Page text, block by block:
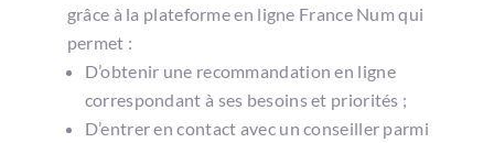
grâce à la plateforme en ligne France Num qui
permet :
D’obtenir une recommandation en ligne
correspondant à ses besoins et priorités ;
D’entrer en contact avec un conseiller parmi